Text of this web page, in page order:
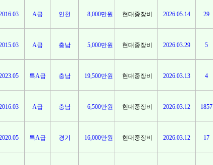
A급 인천 8,000만원 현대중장비 2026.05.14 29
A급 충남 5,000만원 현대중장비 2026.03.29 5
특A급 충남 19,500만원 현대중장비 2026.03.13 4
A급 충남 6,500만원 현대중장비 2026.03.12 1857
특A급 경기 16,000만원 현대중장비 2026.03.12 17